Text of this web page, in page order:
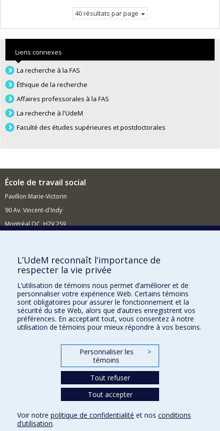
40 résultats par page
Liens connexes
La recherche à la FAS
Éthique de la recherche
Affaires professorales à la FAS
La recherche à l'UdeM
Faculté des études supérieures et postdoctorales
École de travail social
Pavillon Marie-Victorin
90 Av. Vincent-d'Indy
Montréal QC H2V 2S9
Comment soutenir l'École?
BESOIN D'AIDE?
Plan du site
Signaler une erreur
Accessibilité
FACULTÉ DES ARTS ET DES SCIENCES
Nos départements et écoles
Conditions d’utilisation
L’UdeM reconnaît l’importance de
respecter la vie privée
L’utilisation de témoins nous permet d’améliorer et de
personnaliser votre expérience Web. Certains témoins
sont obligatoires pour assurer le fonctionnement et la
sécurité du site Web, alors que d’autres enregistrent vos
préférences. En acceptant tout, vous consentez à notre
utilisation de témoins pour mieux répondre à vos besoins.
Personnaliser les
témoins
>
Tout refuser
Tout accepter
Voir notre politique de confidentialité et nos conditions
d’utilisation.